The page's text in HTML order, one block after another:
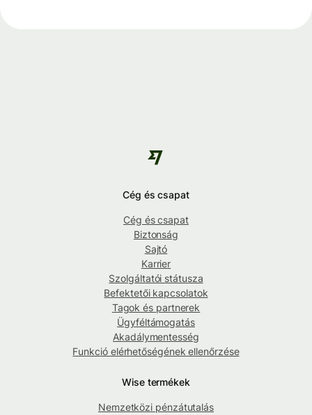
Cég és csapat
Cég és csapat
Biztonság
Sajtó
Karrier
Szolgáltatói státusza
Befektetői kapcsolatok
Tagok és partnerek
Ügyféltámogatás
Akadálymentesség
Funkció elérhetőségének ellenőrzése
Wise termékek
Nemzetközi pénzátutalás